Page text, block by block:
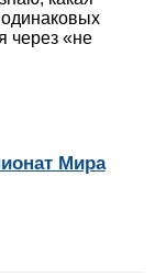
через «не
Мира